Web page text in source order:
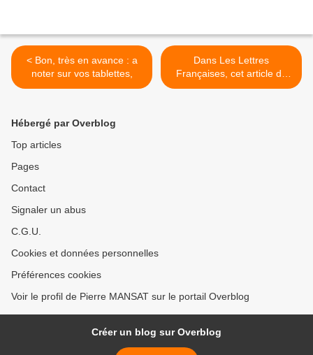
< Bon, très en avance : a
noter sur vos tablettes,
Dans Les Lettres
Françaises, cet article de
Cécile Gintrac sur Le droit à
Hébergé par Overblog
Top articles
Pages
Contact
Signaler un abus
C.G.U.
Cookies et données personnelles
Préférences cookies
Voir le profil de Pierre MANSAT sur le portail Overblog
Créer un blog sur Overblog